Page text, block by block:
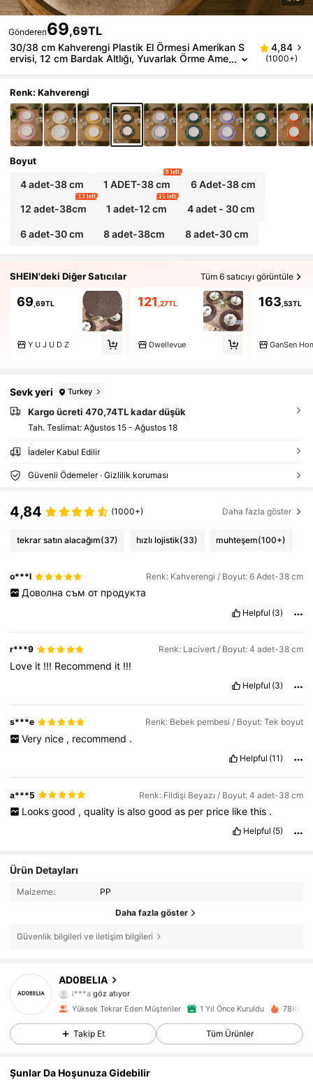
Gönderen69,69TL
30/38 cm Kahverengi Plastik El Örmesi Amerikan S
ervisi, 12 cm Bardak Altlığı, Yuvarlak Örme Ame
um Günü, Noel ve Cadılar Bayramı İçin Uygun
4,84
(1000+)
Renk: Kahverengi
Boyut
4 adet-38 cm 1 ADET-38 cm
9 left
6 Adet-38 cm
12 adet-38cm
13 left
1 adet-12 cm
15 left
4 adet - 30 cm
6 adet-30 cm 8 adet-38cm 8 adet-30 cm
SHEIN'deki Diğer Satıcılar Tüm 6 satıcıyı görüntüle
69 ,69TL
Y U J U D Z
121 ,27TL
Dwellevue
163 ,53TL
GanSen
Sevk yeri Turkey
Kargo ücreti 470,74TL kadar düşük
Tah. Teslimat: Ağustos 15 - Ağustos 18
İadeler Kabul Edilir
Güvenli Ödemeler · Gizlilik koruması
4,84 (1000+) Daha fazla göster
tekrar satın alacağım(37) hızlı lojistik(33) muhteşem(100+)
o***l Renk: Kahverengi / Boyut: 6 Adet-38 cm
Доволна съм от продукта
Helpful (3)
r***9 Renk: Lacivert / Boyut: 4 adet-38 cm
Love it !!! Recommend it !!!
Helpful (3)
s***e Renk: Bebek pembesi / Boyut: Tek boyut
Very nice , recommend .
Helpful (11)
a***5 Renk: Fildişi Beyazı / Boyut: 4 adet-38 cm
Looks good , quality is also good as per price like this .
Helpful (5)
Ürün Detayları
Malzeme: PP
Daha fazla göster
Güvenlik bilgileri ve iletişim bilgileri
AD0BELIA
i***agöz atıyor
4,85
1.6K Takipçiler
4,85 1.6K Takipçiler
Yüksek Tekrar Eden Müşteriler 1 Yıl Önce Kuruldu 78K+
Takip Et Tüm Ürünler
Şunlar Da Hoşunuza Gidebilir